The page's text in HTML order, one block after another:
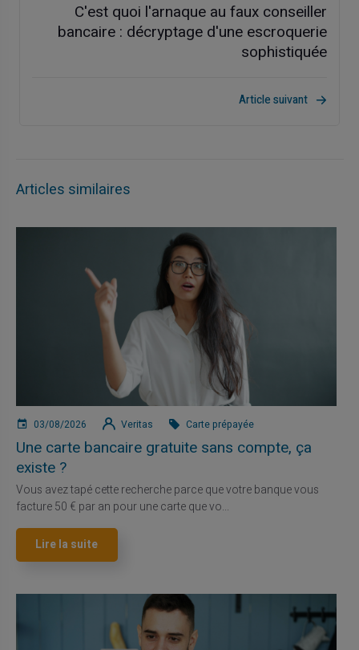
C'est quoi l'arnaque au faux conseiller
bancaire : décryptage d'une escroquerie
sophistiquée
Article suivant
Articles similaires
03/08/2026 Veritas Carte prépayée
Une carte bancaire gratuite sans compte, ça
existe ?
Vous avez tapé cette recherche parce que votre banque vous
facture 50 € par an pour une carte que vo...
Lire la suite